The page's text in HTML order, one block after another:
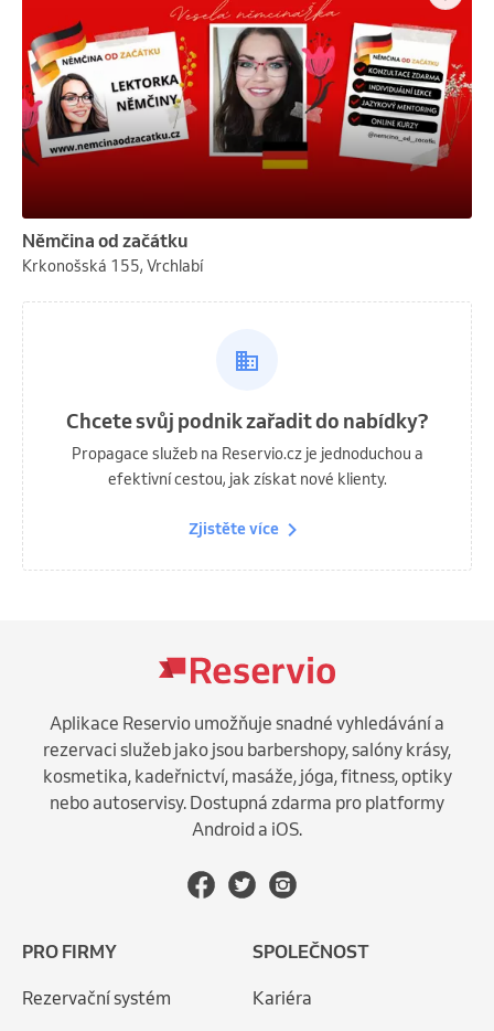
Němčina od začátku
Krkonošská 155, Vrchlabí
Chcete svůj podnik zařadit do nabídky?
Propagace služeb na Reservio.cz je jednoduchou a
efektivní cestou, jak získat nové klienty.
Zjistěte více
Aplikace Reservio umožňuje snadné vyhledávání a
rezervaci služeb jako jsou barbershopy, salóny krásy,
kosmetika, kadeřnictví, masáže, jóga, fitness, optiky
nebo autoservisy. Dostupná zdarma pro platformy
Android a iOS.
PRO FIRMY
Rezervační systém
SPOLEČNOST
Kariéra